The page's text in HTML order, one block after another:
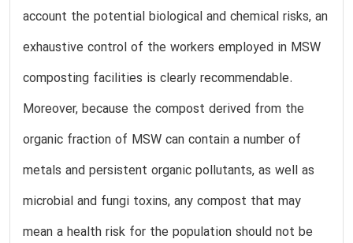
account the potential biological and chemical risks, an
exhaustive control of the workers employed in MSW
composting facilities is clearly recommendable.
Moreover, because the compost derived from the
organic fraction of MSW can contain a number of
metals and persistent organic pollutants, as well as
microbial and fungi toxins, any compost that may
mean a health risk for the population should not be